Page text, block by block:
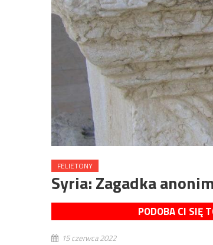
FELIETONY
Syria: Zagadka
PODOBA CI SIĘ
15 czerwca 2022